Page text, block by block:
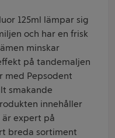
125ml lämpar sig
och har en frisk
minskar
på tandemaljen
med Pepsodent
smakande
innehåller
är expert på
breda sortiment